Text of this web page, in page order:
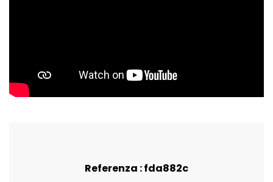
Referenza : fda882c